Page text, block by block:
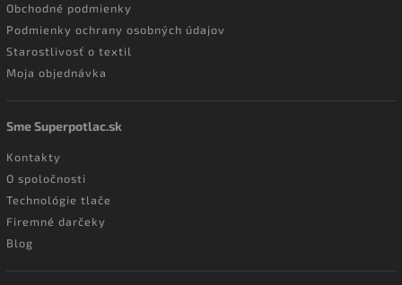
Obchodné podmienky
Podmienky ochrany osobných údajov
Starostlivosť o textil
Moja objednávka
Sme Superpotlac.sk
Kontakty
O spoločnosti
Technológie tlače
Firemné darčeky
Blog